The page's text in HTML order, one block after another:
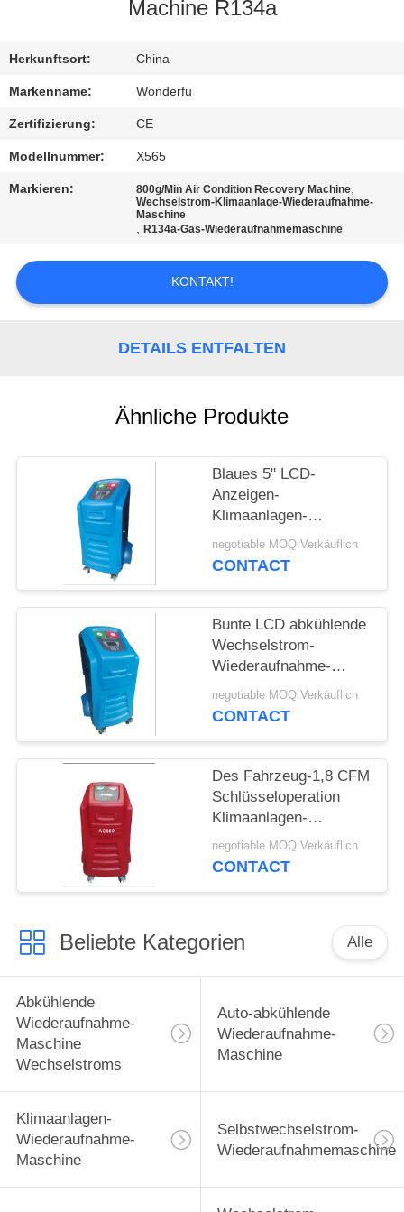
SIE
MIT
UNS
IN
VERBINDUNG
SIE
EIN
Machine R134a
Herkunftsort: China
Markenname: Wonderfu
Zertifizierung: CE
Modellnummer: X565
Markieren: 800g/Min Air Condition Recovery Machine,
Wechselstrom-Klimaanlage-Wiederaufnahme-
Maschine
,R134a-Gas-Wiederaufnahmemaschine
KONTAKT!
DETAILS ENTFALTEN
Ähnliche Produkte
Blaues 5" LCD-
Anzeigen-
Klimaanlagen-
Wiederaufnahme-
Maschine mit System
negotiable MOQ:Verkäuflich
CONTACT
Bunte LCD abkühlende
Wechselstrom-
Wiederaufnahme-
Nachladen-Maschine
für Spülungsreinigung
negotiable MOQ:Verkäuflich
CONTACT
Des Fahrzeug-1,8 CFM
Schlüsseloperation
Klimaanlagen-
Wiederaufnahme-der
Maschinen-eine
negotiable MOQ:Verkäuflich
CONTACT
Beliebte Kategorien Alle
Abkühlende
Wiederaufnahme-
Maschine
Wechselstroms
Auto-abkühlende
Wiederaufnahme-
Maschine
Klimaanlagen-
Wiederaufnahme-
Maschine
Selbstwechselstrom-
Wiederaufnahmemaschine